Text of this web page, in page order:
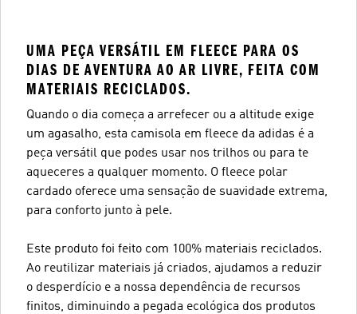
UMA PEÇA VERSÁTIL EM FLEECE PARA OS
DIAS DE AVENTURA AO AR LIVRE, FEITA COM
MATERIAIS RECICLADOS.
Quando o dia começa a arrefecer ou a altitude exige
um agasalho, esta camisola em fleece da adidas é a
peça versátil que podes usar nos trilhos ou para te
aqueceres a qualquer momento. O fleece polar
cardado oferece uma sensação de suavidade extrema,
para conforto junto à pele.
Este produto foi feito com 100% materiais reciclados.
Ao reutilizar materiais já criados, ajudamos a reduzir
o desperdício e a nossa dependência de recursos
finitos, diminuindo a pegada ecológica dos produtos